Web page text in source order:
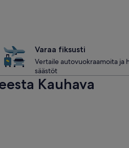
Varaa fiksusti
Vertaile autovuokraamoita ja
säästöt
Kauhava